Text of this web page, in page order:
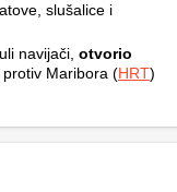
slušalice i
navijači, otvorio
Maribora (HRT)